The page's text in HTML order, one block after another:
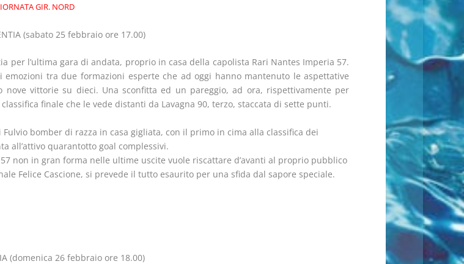
GIR. NORD
(sabato 25 febbraio ore 17.00)
per l’ultima gara di andata, proprio in casa della capolista Rari Nantes Imperia 57.
emozioni tra due formazioni esperte che ad oggi hanno mantenuto le aspettative
nove vittorie su dieci. Una sconfitta ed un pareggio, ad ora, rispettivamente per
finale che le vede distanti da Lavagna 90, terzo, staccata di sette punti.
bomber di razza in casa gigliata, con il primo in cima alla classifica dei
all’attivo quarantotto goal complessivi.
non in gran forma nelle ultime uscite vuole riscattare d’avanti al proprio pubblico
Felice Cascione, si prevede il tutto esaurito per una sfida dal sapore speciale.
(domenica 26 febbraio ore 18.00)